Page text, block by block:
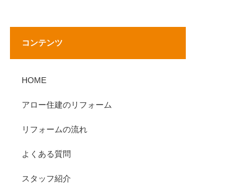
コンテンツ
HOME
アロー住建のリフォーム
リフォームの流れ
よくある質問
スタッフ紹介